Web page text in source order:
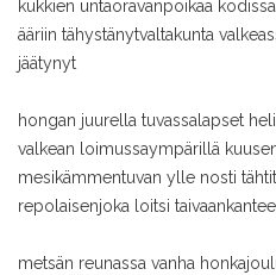
kukkien untaoravanpoikaa
ääriin tähystänytvaltakunta
jäätynyt
hongan juurella tuvassalapset
valkean loimussaympärillä
mesikämmentuvan ylle nosti
repolaisenjoka loitsi
metsän reunassa vanha honka